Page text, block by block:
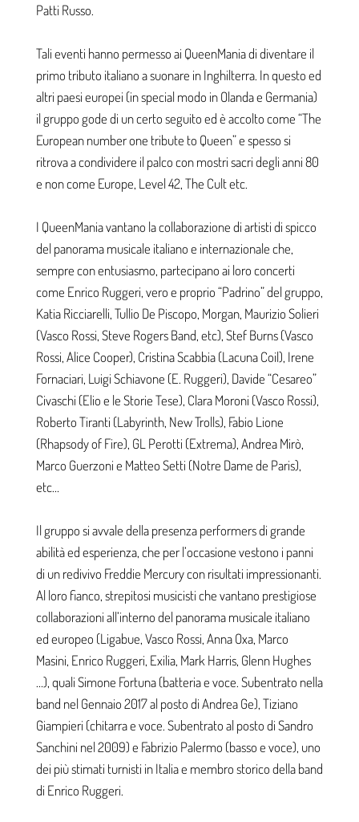
Patti Russo.
Tali eventi hanno permesso ai QueenMania di diventare il
primo tributo italiano a suonare in Inghilterra. In questo ed
altri paesi europei (in special modo in Olanda e Germania)
il gruppo gode di un certo seguito ed è accolto come “The
European number one tribute to Queen” e spesso si
ritrova a condividere il palco con mostri sacri degli anni 80
e non come Europe, Level 42, The Cult etc.
I QueenMania vantano la collaborazione di artisti di spicco
del panorama musicale italiano e internazionale che,
sempre con entusiasmo, partecipano ai loro concerti
come Enrico Ruggeri, vero e proprio “Padrino” del gruppo,
Katia Ricciarelli, Tullio De Piscopo, Morgan, Maurizio Solieri
(Vasco Rossi, Steve Rogers Band, etc), Stef Burns (Vasco
Rossi, Alice Cooper), Cristina Scabbia (Lacuna Coil), Irene
Fornaciari, Luigi Schiavone (E. Ruggeri), Davide “Cesareo”
Civaschi (Elio e le Storie Tese), Clara Moroni (Vasco Rossi),
Roberto Tiranti (Labyrinth, New Trolls), Fabio Lione
(Rhapsody of Fire), GL Perotti (Extrema), Andrea Mirò,
Marco Guerzoni e Matteo Setti (Notre Dame de Paris),
etc…
Il gruppo si avvale della presenza performers di grande
abilità ed esperienza, che per l’occasione vestono i panni
di un redivivo Freddie Mercury con risultati impressionanti.
Al loro fianco, strepitosi musicisti che vantano prestigiose
collaborazioni all’interno del panorama musicale italiano
ed europeo (Ligabue, Vasco Rossi, Anna Oxa, Marco
Masini, Enrico Ruggeri, Exilia, Mark Harris, Glenn Hughes
…), quali Simone Fortuna (batteria e voce. Subentrato nella
band nel Gennaio 2017 al posto di Andrea Ge), Tiziano
Giampieri (chitarra e voce. Subentrato al posto di Sandro
Sanchini nel 2009) e Fabrizio Palermo (basso e voce), uno
dei più stimati turnisti in Italia e membro storico della band
di Enrico Ruggeri.